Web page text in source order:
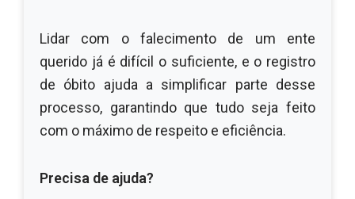
Lidar com o falecimento de um ente
querido já é difícil o suficiente, e o registro
de óbito ajuda a simplificar parte desse
processo, garantindo que tudo seja feito
com o máximo de respeito e eficiência.
Precisa de ajuda?